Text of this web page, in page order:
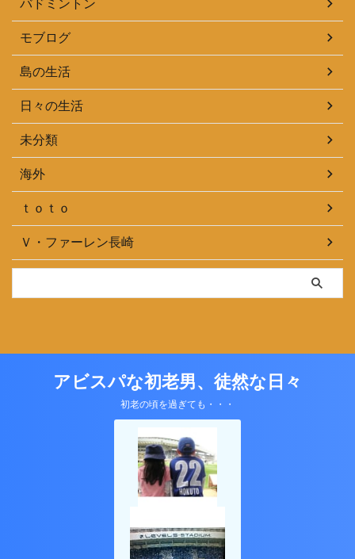
モブログ
島の生活
日々の生活
未分類
海外
ｔｏｔｏ
Ｖ・ファーレン長崎
アビスパな初老男、徒然な日々
初老の頃を過ぎても・・・